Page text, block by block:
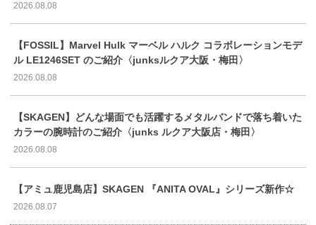
2026.08.08
【FOSSIL】Marvel Hulk マーベル ハルク コラボレーションモデ
ル LE1246SET のご紹介〈junksルクア大阪・梅田〉
2026.08.08
【SKAGEN】どんな場面でも活躍するメタルバンドで落ち着いた
カラーの腕時計のご紹介〈junks ルクア大阪店・梅田〉
2026.08.08
【アミュ鹿児島店】SKAGEN 『ANITA OVAL』シリーズ新作☆
2026.08.07